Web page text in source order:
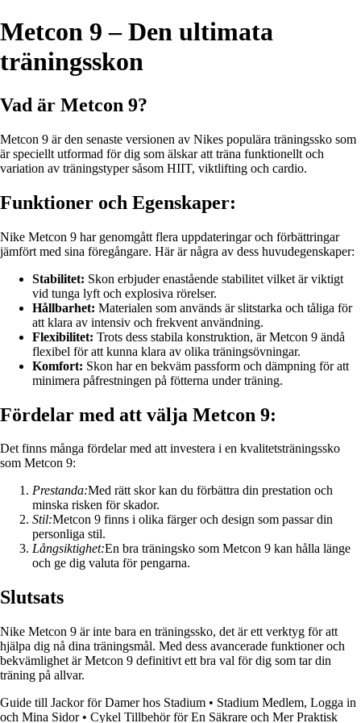
Metcon 9 – Den ultimata
träningsskon
Vad är Metcon 9?
Metcon 9 är den senaste versionen av Nikes populära träningssko som
är speciellt utformad för dig som älskar att träna funktionellt och
variation av träningstyper såsom HIIT, viktlifting och cardio.
Funktioner och Egenskaper:
Nike Metcon 9 har genomgått flera uppdateringar och förbättringar
jämfört med sina föregångare. Här är några av dess huvudegenskaper:
Stabilitet: Skon erbjuder enastående stabilitet vilket är viktigt
vid tunga lyft och explosiva rörelser.
Hållbarhet: Materialen som används är slitstarka och tåliga för
att klara av intensiv och frekvent användning.
Flexibilitet: Trots dess stabila konstruktion, är Metcon 9 ändå
flexibel för att kunna klara av olika träningsövningar.
Komfort: Skon har en bekväm passform och dämpning för att
minimera påfrestningen på fötterna under träning.
Fördelar med att välja Metcon 9:
Det finns många fördelar med att investera i en kvalitetsträningssko
som Metcon 9:
Prestanda:Med rätt skor kan du förbättra din prestation och
minska risken för skador.
Stil:Metcon 9 finns i olika färger och design som passar din
personliga stil.
Långsiktighet:En bra träningsko som Metcon 9 kan hålla länge
och ge dig valuta för pengarna.
Slutsats
Nike Metcon 9 är inte bara en träningssko, det är ett verktyg för att
hjälpa dig nå dina träningsmål. Med dess avancerade funktioner och
bekvämlighet är Metcon 9 definitivt ett bra val för dig som tar din
träning på allvar.
Guide till Jackor för Damer hos Stadium • Stadium Medlem, Logga in
och Mina Sidor• Cykel Tillbehör för En Säkrare och Mer Praktisk